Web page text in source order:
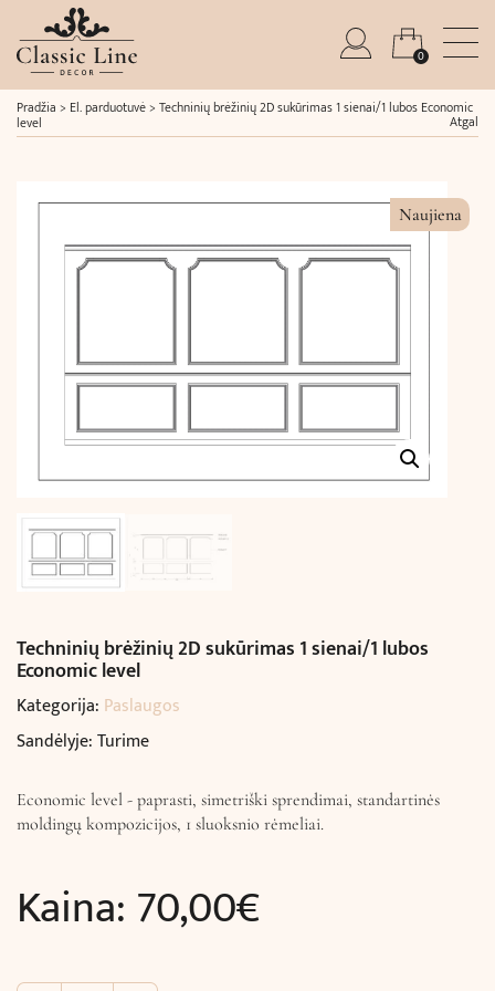
0
Pradžia > El. parduotuvė> Techninių brėžinių 2D sukūrimas 1 sienai/1 lubos Economic
level Atgal
Naujiena
Techninių brėžinių 2D sukūrimas 1 sienai/1 lubos
Economic level
Kategorija: Paslaugos
Sandėlyje: Turime
Economic level - paprasti, simetriški sprendimai, standartinės
moldingų kompozicijos, 1 sluoksnio rėmeliai.
Kaina: 70,00€